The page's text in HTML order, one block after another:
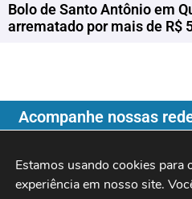
Bolo de Santo Antônio em
arrematado por mais de R$
Acompanhe nossas
Estamos usando cookies para
experiência em nosso site.